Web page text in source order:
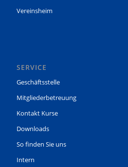
Vereinsheim
SERVICE
Geschäftsstelle
Mitgliederbetreuung
Kontakt Kurse
Downloads
So finden Sie uns
Intern